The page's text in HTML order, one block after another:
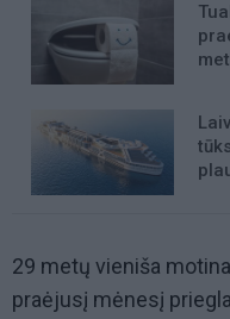
29 metų vieniša
praėjusį mėnesį